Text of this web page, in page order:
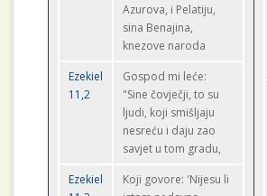
Azurova, i Pelatiju,
sina Benajina,
knezove naroda
Ezekiel
11,2
Gospod mi leće:
"Sine čovječji, to su
ljudi, koji smišljaju
nesreću i daju zao
savjet u tom gradu,
Ezekiel
Koji govore: 'Nijesu li